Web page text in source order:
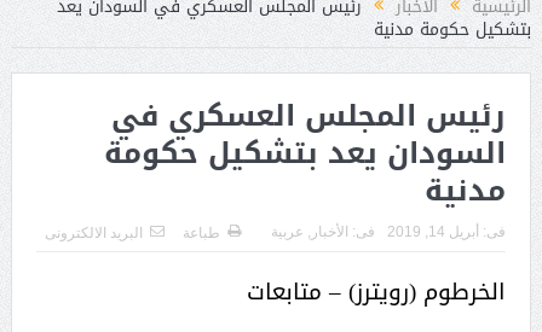
بتشكيل حكومة مدنية
رئيس المجلس العسكري في
السودان يعد بتشكيل حكومة
مدنية
فى: أبريل 14, 2019 فى: الأخبار عربية طباعة البريد الالكترونى
الخرطوم (رويترز) – متابعات